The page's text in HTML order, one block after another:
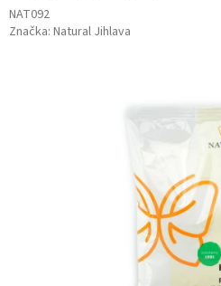
NAT092
Značka: Natural Jihlava